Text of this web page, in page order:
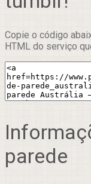
Copie o código
HTML do serviço
parede